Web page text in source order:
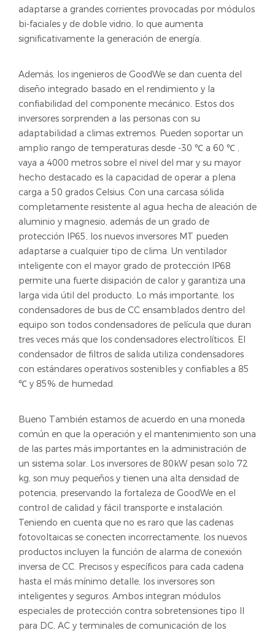
adaptarse a grandes corrientes provocadas por módulos
bi-faciales y de doble vidrio, lo que aumenta
significativamente la generación de energía.
Además, los ingenieros de GoodWe se dan cuenta del
diseño integrado basado en el rendimiento y la
confiabilidad del componente mecánico. Estos dos
inversores sorprenden a las personas con su
adaptabilidad a climas extremos. Pueden soportar un
amplio rango de temperaturas desde -30 ℃ a 60 ℃ ,
vaya a 4000 metros sobre el nivel del mar y su mayor
hecho destacado es la capacidad de operar a plena
carga a 50 grados Celsius. Con una carcasa sólida
completamente resistente al agua hecha de aleación de
aluminio y magnesio, además de un grado de
protección IP65, los nuevos inversores MT pueden
adaptarse a cualquier tipo de clima. Un ventilador
inteligente con el mayor grado de protección IP68
permite una fuerte disipación de calor y garantiza una
larga vida útil del producto. Lo más importante, los
condensadores de bus de CC ensamblados dentro del
equipo son todos condensadores de película que duran
tres veces más que los condensadores electrolíticos. El
condensador de filtros de salida utiliza condensadores
con estándares operativos sostenibles y confiables a 85
℃ y 85% de humedad.
Bueno También estamos de acuerdo en una moneda
común en que la operación y el mantenimiento son una
de las partes más importantes en la administración de
un sistema solar. Los inversores de 80kW pesan solo 72
kg, son muy pequeños y tienen una alta densidad de
potencia, preservando la fortaleza de GoodWe en el
control de calidad y fácil transporte e instalación.
Teniendo en cuenta que no es raro que las cadenas
fotovoltaicas se conecten incorrectamente, los nuevos
productos incluyen la función de alarma de conexión
inversa de CC. Precisos y específicos para cada cadena
hasta el más mínimo detalle, los inversores son
inteligentes y seguros. Ambos integran módulos
especiales de protección contra sobretensiones tipo II
para DC, AC y terminales de comunicación de los